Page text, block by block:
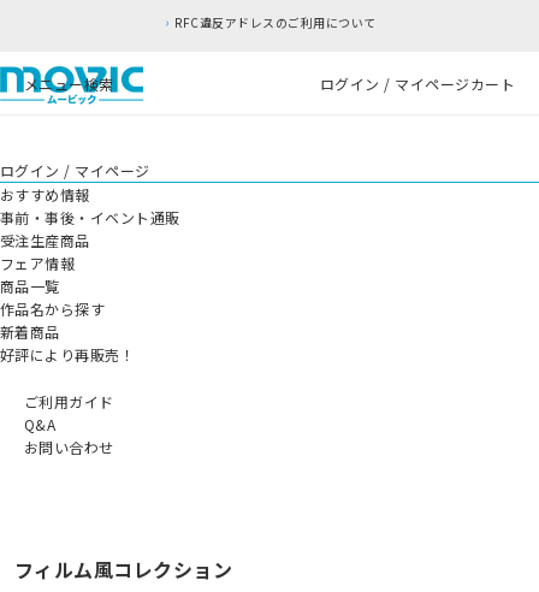
RFC違反アドレスのご利用について
メニュー検索 ログイン / マイページカート
ログイン / マイページ
おすすめ情報
事前・事後・イベント通販
受注生産商品
フェア情報
商品一覧
作品名から探す
新着商品
好評により再販売！
ご利用ガイド
Q&A
お問い合わせ
フィルム風コレクション